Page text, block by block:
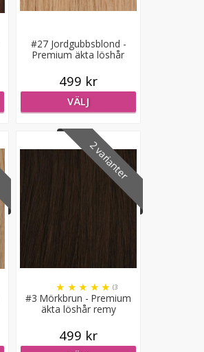
#27 Jordgubbsblond -
Premium äkta löshår
499 kr
VÄLJ
2 varianter
#3 Mörkbrun - Premium
äkta löshår remy
★ ★ ★ ★ ★ (3
recensioner)
499 kr